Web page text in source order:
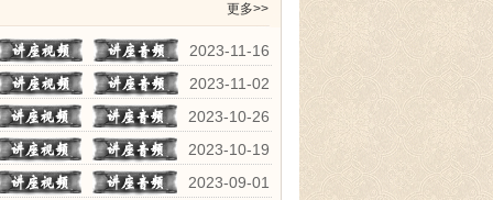
更多>>
2023-11-16
2023-11-02
2023-10-26
2023-10-19
2023-09-01